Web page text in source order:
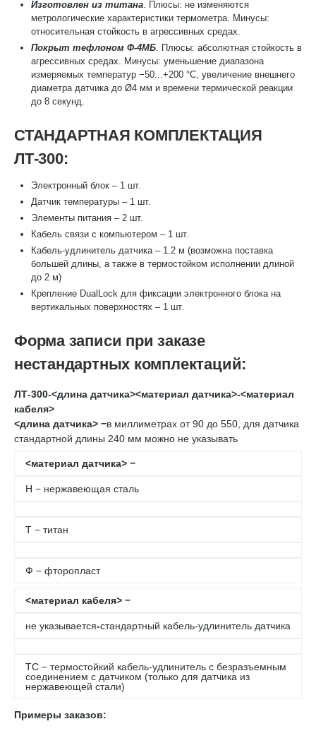
Изготовлен из титана. Плюсы: не изменяются
метрологические характеристики термометра. Минусы:
относительная стойкость в агрессивных средах.
Покрыт тефлоном Ф-4МБ. Плюсы: абсолютная стойкость в
агрессивных средах. Минусы: уменьшение диапазона
измеряемых температур −50...+200 °С, увеличение внешнего
диаметра датчика до Ø4 мм и времени термической реакции
до 8 секунд.
СТАНДАРТНАЯ КОМПЛЕКТАЦИЯ
ЛТ-300:
Электронный блок – 1 шт.
Датчик температуры – 1 шт.
Элементы питания – 2 шт.
Кабель связи с компьютером – 1 шт.
Кабель-удлинитель датчика – 1.2 м (возможна поставка
большей длины, а также в термостойком исполнении длиной
до 2 м)
Крепление DualLock для фиксации электронного блока на
вертикальных поверхностях – 1 шт.
Форма записи при заказе
нестандартных комплектаций:
ЛТ-300-<длина датчика><материал датчика>-<материал
кабеля>
<длина датчика> −в миллиметрах от 90 до 550, для датчика
стандартной длины 240 мм можно не указывать
<материал датчика> −
Н − нержавеющая сталь
Т − титан
Ф − фторопласт
<материал кабеля> −
не указывается-стандартный кабель-удлинитель датчика
ТС − термостойкий кабель-удлинитель с безразъемным
соединением с датчиком (только для датчика из
нержавеющей стали)
Примеры заказов: